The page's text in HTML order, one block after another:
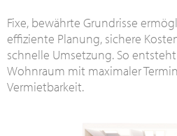
Fixe, bewährte Grundrisse
effiziente Planung, sichere
schnelle Umsetzung. So
Wohnraum mit maximaler
Vermietbarkeit.